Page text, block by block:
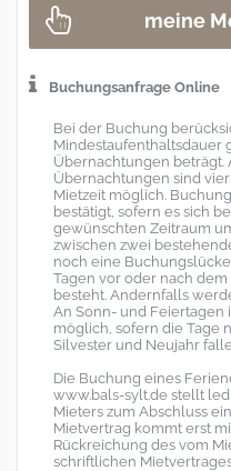
meine
Buchungsanfrage Online
Bei der Buchung
Mindestaufenthaltsdauer
Übernachtungen beträgt.
Übernachtungen sind
Mietzeit möglich.
bestätigt, sofern es sich
gewünschten Zeitraum
zwischen zwei
noch eine
Tagen vor oder nach
besteht. Andernfalls
An Sonn- und Feiertagen
möglich, sofern die Tage
Silvester und Neujahr
Die Buchung eines
www.bals-sylt.de stellt
Mieters zum Abschluss
Mietvertrag kommt erst
Rückreichung des vom
schriftlichen